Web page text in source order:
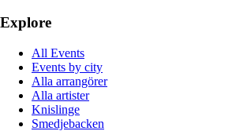
Explore
All Events
Events by city
Alla arrangörer
Alla artister
Knislinge
Smedjebacken